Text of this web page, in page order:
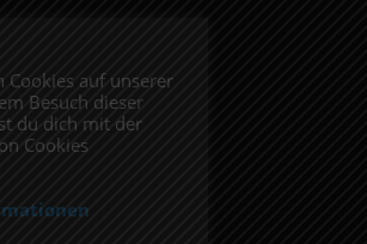
Cookies auf unserer
Besuch dieser
du dich mit der
Cookies